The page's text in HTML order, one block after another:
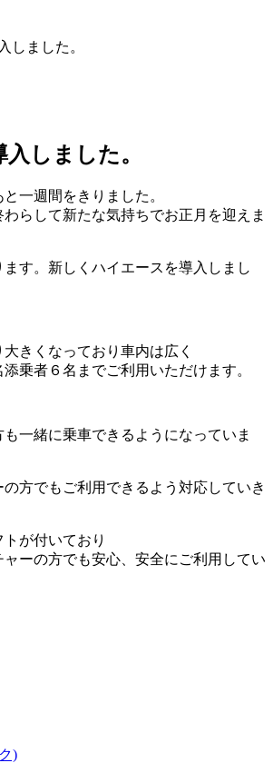
しました。
しました。
一週間をきりました。
らして新たな気持ちでお正月を迎えま
す。新しくハイエースを導入しまし
きくなっており車内は広く
乗者６名までご利用いただけます。
一緒に乗車できるようになっていま
方でもご利用できるよう対応していき
が付いており
ーの方でも安心、安全にご利用してい
)